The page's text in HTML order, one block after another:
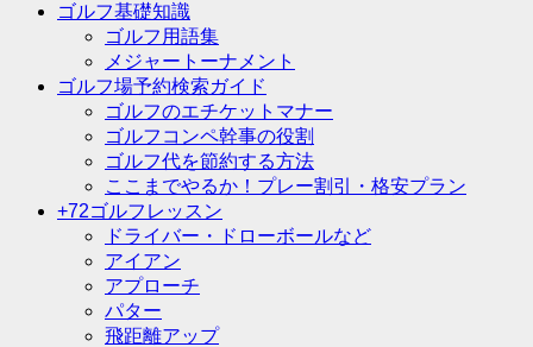
ゴルフ基礎知識
ゴルフ用語集
メジャートーナメント
ゴルフ場予約検索ガイド
ゴルフのエチケットマナー
ゴルフコンペ幹事の役割
ゴルフ代を節約する方法
ここまでやるか！プレー割引・格安プラン
+72ゴルフレッスン
ドライバー・ドローボールなど
アイアン
アプローチ
パター
飛距離アップ